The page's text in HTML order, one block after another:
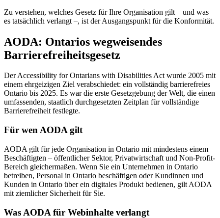
Zu verstehen, welches Gesetz für Ihre Organisation gilt – und was
es tatsächlich verlangt –, ist der Ausgangspunkt für die Konformität.
AODA: Ontarios wegweisendes
Barrierefreiheitsgesetz
Der Accessibility for Ontarians with Disabilities Act wurde 2005 mit
einem ehrgeizigen Ziel verabschiedet: ein vollständig barrierefreies
Ontario bis 2025. Es war die erste Gesetzgebung der Welt, die einen
umfassenden, staatlich durchgesetzten Zeitplan für vollständige
Barrierefreiheit festlegte.
Für wen AODA gilt
AODA gilt für jede Organisation in Ontario mit mindestens einem
Beschäftigten – öffentlicher Sektor, Privatwirtschaft und Non-Profit-
Bereich gleichermaßen. Wenn Sie ein Unternehmen in Ontario
betreiben, Personal in Ontario beschäftigen oder Kundinnen und
Kunden in Ontario über ein digitales Produkt bedienen, gilt AODA
mit ziemlicher Sicherheit für Sie.
Was AODA für Webinhalte verlangt